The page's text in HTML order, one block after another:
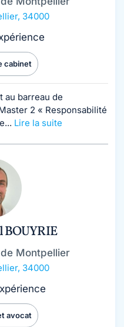
34000
cabinet
au barreau de
2 « Responsabilité
Lire la suite
Montpellier
34000
avocat